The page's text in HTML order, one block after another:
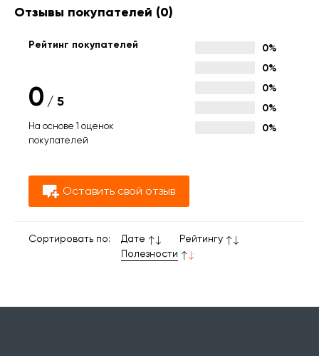
Отзывы покупателей (0)
Рейтинг покупателей
0 / 5
На основе 1 оценок
покупателей
0%
0%
0%
0%
0%
Оставить свой отзыв
Сортировать по: Дате
Рейтингу
Полезности